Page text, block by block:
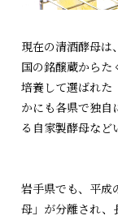
現在の清酒酵母は
国の銘醸蔵からた
培養して選ばれた
かにも各県で独自
る自家製酵母など
岩手県でも、平成
母」が分離され、